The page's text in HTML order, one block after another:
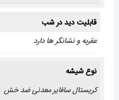
قابلیت دید در شب
عقربه و نشانگر ها دارد
نوع شیشه
کریستال سافایر معدنی ضد خش